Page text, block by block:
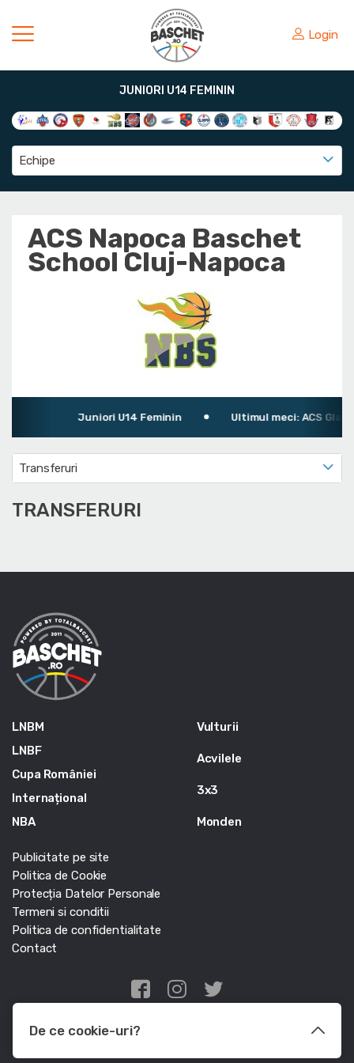
Login
JUNIORI U14 FEMININ
Echipe
ACS Napoca Baschet
School Cluj-Napoca
Juniori U14 Feminin Ultimul meci: ACS
Transferuri
TRANSFERURI
LNBM
LNBF
Cupa României
Internațional
NBA
Vulturii
Acvilele
3x3
Monden
Publicitate pe site
Politica de Cookie
Protecția Datelor Personale
Termeni si conditii
Politica de confidentialitate
Contact
Edris Digital Agency
De ce cookie-uri?